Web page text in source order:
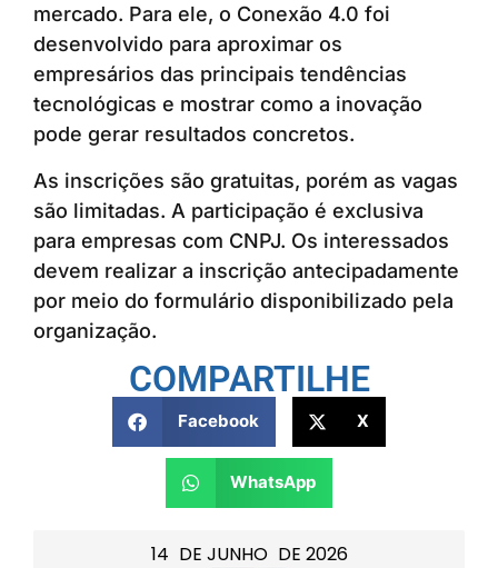
14 DE JUNHO DE 2026
mercado. Para ele, o Conexão 4.0 foi
desenvolvido para aproximar os
empresários das principais tendências
tecnológicas e mostrar como a inovação
pode gerar resultados concretos.
As inscrições são gratuitas, porém as vagas
são limitadas. A participação é exclusiva
para empresas com CNPJ. Os interessados
devem realizar a inscrição antecipadamente
por meio do formulário disponibilizado pela
organização.
COMPARTILHE
Facebook X
WhatsApp